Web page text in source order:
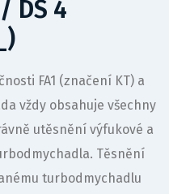
DS 4
FA1 (značení KT) a
vždy obsahuje všechny
utěsnění výfukové a
Těsnění
turbodmychadlu